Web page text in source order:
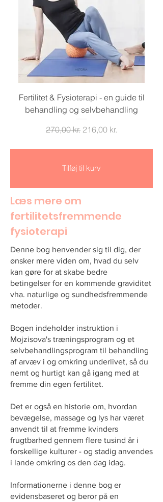
Fertilitet & Fysioterapi - en guide til
behandling og selvbehandling
Regulær pris
270,00 kr. Salgspris
216,00 kr.
Tilføj til kurv
Læs mere om
fertilitetsfremmende
fysioterapi
Denne bog henvender sig til dig, der
ønsker mere viden om, hvad du selv
kan gøre for at skabe bedre
betingelser for en kommende graviditet
vha. naturlige og sundhedsfremmende
metoder.
Bogen indeholder instruktion i
Mojzisova's træningsprogram og et
selvbehandlingsprogram til behandling
af arvæv i og omkring underlivet, så du
nemt og hurtigt kan gå igang med at
fremme din egen fertilitet.
Det er også en historie om, hvordan
bevægelse, massage og lys har været
anvendt til at fremme kvinders
frugtbarhed gennem flere tusind år i
forskellige kulturer - og stadig anvendes
i lande omkring os den dag idag.
Informationerne i denne bog er
evidensbaseret og beror på en